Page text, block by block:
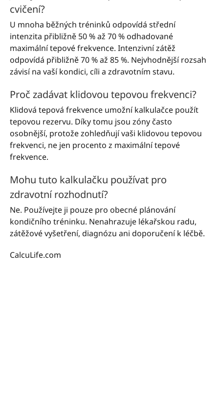
cvičení?
U mnoha běžných tréninků odpovídá střední
intenzita přibližně 50 % až 70 % odhadované
maximální tepové frekvence. Intenzivní zátěž
odpovídá přibližně 70 % až 85 %. Nejvhodnější rozsah
závisí na vaší kondici, cíli a zdravotním stavu.
Proč zadávat klidovou tepovou frekvenci?
Klidová tepová frekvence umožní kalkulačce použít
tepovou rezervu. Díky tomu jsou zóny často
osobnější, protože zohledňují vaši klidovou tepovou
frekvenci, ne jen procento z maximální tepové
frekvence.
Mohu tuto kalkulačku používat pro
zdravotní rozhodnutí?
Ne. Používejte ji pouze pro obecné plánování
kondičního tréninku. Nenahrazuje lékařskou radu,
zátěžové vyšetření, diagnózu ani doporučení k léčbě.
CalcuLife.com